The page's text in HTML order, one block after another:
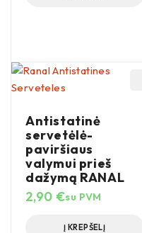
Antistatinė
servetėlė-
paviršiaus
valymui prieš
dažymą RANAL
2,90 €su PVM
Į KREPŠELĮ